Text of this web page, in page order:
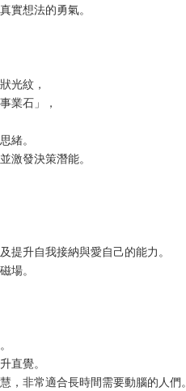
實想法的勇氣。
光紋，
業石」，
緒。
激發決策潛能。
升自我接納與愛自己的能力。
場。
直覺。
非常適合長時間需要動腦的人們。